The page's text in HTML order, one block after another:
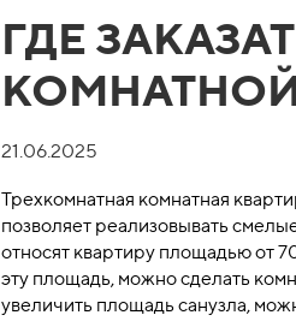
ГДЕ
21.06.2025
Трехкомнатная комнатная
позволяет реализовывать
относят квартиру площадью от
эту площадь, можно сделать
увеличить площадь санузла,